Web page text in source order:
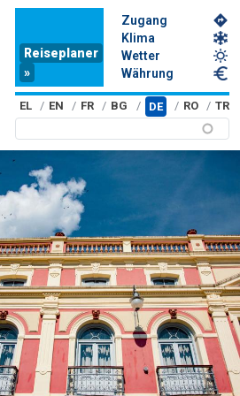
Reiseplaner
»
Zugang
Klima
Wetter
Währung
EL EN FR BG DE RO TR